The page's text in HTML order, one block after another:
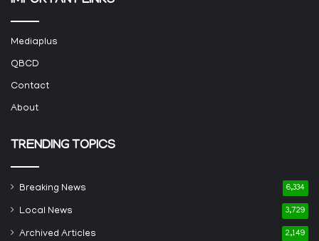
Mediaplus
QBCD
Contact
About
TRENDING TOPICS
Breaking News 6,334
Local News 3,729
Archived Articles 2,149